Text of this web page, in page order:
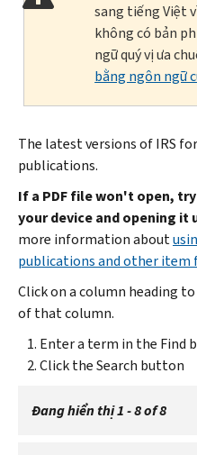
sang tiếng Việt
không có bản
ngữ quý vị ưa
bằng ngôn ngữ
The latest versions of IRS
publications.
If a PDF file won't open,
your device and opening it
more information about
publications and other item
Click on a column heading
of that column.
Enter a term in the Find
Click the Search button
Đang hiển thị 1 - 8 of 8